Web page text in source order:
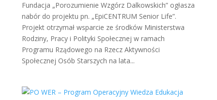
Fundacja „Porozumienie Wzgórz Dalkowskich” ogłasza
nabór do projektu pn. „EpiCENTRUM Senior Life”.
Projekt otrzymał wsparcie ze środków Ministerstwa
Rodziny, Pracy i Polityki Społecznej w ramach
Programu Rządowego na Rzecz Aktywności
Społecznej Osób Starszych na lata...